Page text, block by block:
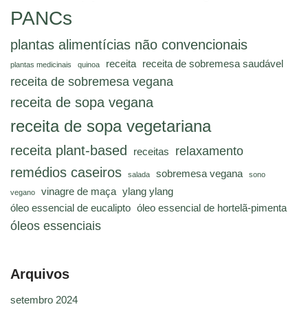
PANCs
plantas alimentícias não convencionais
plantas medicinais quinoa receita receita de sobremesa saudável
receita de sobremesa vegana
receita de sopa vegana
receita de sopa vegetariana
receita plant-based receitas relaxamento
remédios caseiros salada sobremesa vegana sono
vegano vinagre de maça ylang ylang
óleo essencial de eucalipto óleo essencial de hortelã-pimenta
óleos essenciais
Arquivos
setembro 2024